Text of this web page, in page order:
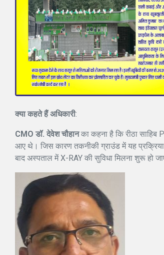
क्या कहते हैं अधिकारी:
CMO डॉ. देवेश चौहानका कहना है कि रीठा साहिब
आए थे। जिस कारण तकनीकी ग्राउंड में यह
बाद अस्पताल में X-RAY की सुविधा मिलना शुरू हो